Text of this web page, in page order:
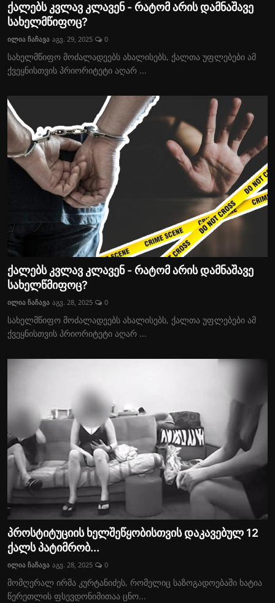
ქალებს კვლავ კლავენ - რატომ არის დამნაშავე
სახელმწიფოც?
ილია ჩაჩავა აგვ. 29, 2025 0
სახელმწიფო მოძალადეებს ახალისებს, ქალთა უფლებები ამ
ქვეყნისთვის პრიორიტეტი აღარ ...
ქალებს კვლავ კლავენ - რატომ არის დამნაშავე
სახელწმიფოც?
ილია ჩაჩავა აგვ. 28, 2025 0
სახელმწიფო მოძალადეებს ახალისებს, ქალთა უფლებები ამ
ქვეყნისთვის პრიორიტეტი აღარ ...
პროსტიტუციის ხელშეწყობისთვის დაკავებულ 12
ქალს პატიმრობ...
ილია ჩაჩავა აგვ. 28, 2025 0
მომღერალ ირმა კურტანიძეს, რომელიც საზოგადოებაში ხატია
წერეთლის ფსევდონიმითაა ცნო...